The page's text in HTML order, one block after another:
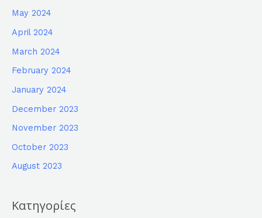
May 2024
April 2024
March 2024
February 2024
January 2024
December 2023
November 2023
October 2023
August 2023
Κατηγορίες